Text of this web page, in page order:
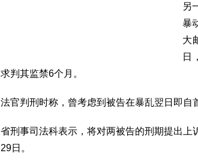
另
暴
大
日
求判其监禁6个月。
法官判刑时称，曾考虑到被告在暴乱翌日即自
省刑事司法科表示，将对两被告的刑期提出上
29日。